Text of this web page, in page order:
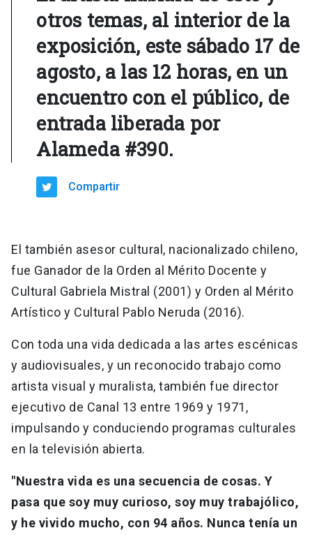
otros temas, al interior de la
exposición, este sábado 17 de
agosto, a las 12 horas, en un
encuentro con el público, de
entrada liberada por
Alameda #390.
Compartir
El también asesor cultural, nacionalizado chileno,
fue Ganador de la Orden al Mérito Docente y
Cultural Gabriela Mistral (2001) y Orden al Mérito
Artístico y Cultural Pablo Neruda (2016).
Con toda una vida dedicada a las artes escénicas
y audiovisuales, y un reconocido trabajo como
artista visual y muralista, también fue director
ejecutivo de Canal 13 entre 1969 y 1971,
impulsando y conduciendo programas culturales
en la televisión abierta.
"Nuestra vida es una secuencia de cosas. Y
pasa que soy muy curioso, soy muy trabajólico,
y he vivido mucho, con 94 años. Nunca tenía un